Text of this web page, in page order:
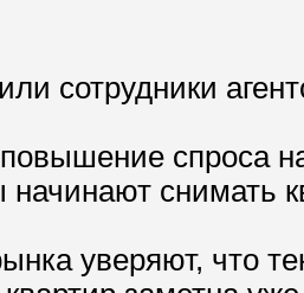
сотрудники
спроса
начинают снимать
уверяют, что